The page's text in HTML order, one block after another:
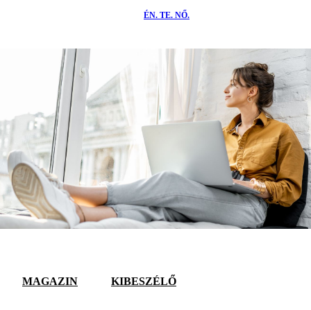
ÉN. TE. NŐ.
MAGAZIN KIBESZÉLŐ